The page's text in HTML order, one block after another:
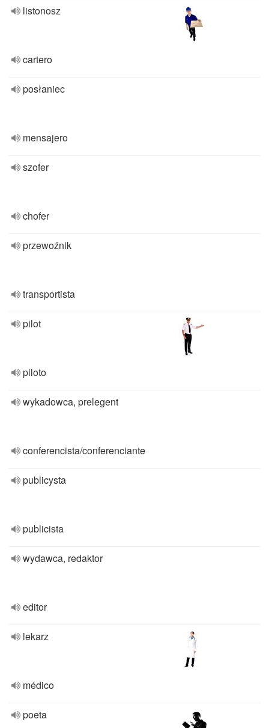
listonosz
cartero
posłaniec
mensajero
szofer
chofer
przewoźnik
transportista
pilot
piloto
wykadowca, prelegent
conferencista/conferenciante
publicysta
publicista
wydawca, redaktor
editor
lekarz
médico
poeta